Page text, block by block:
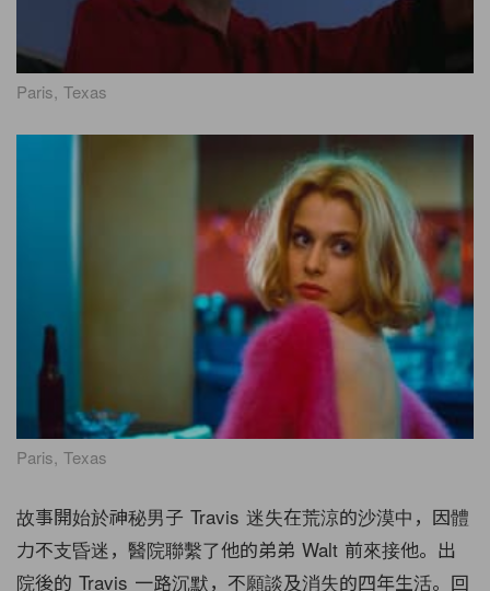
Paris, Texas
Paris, Texas
故事開始於神秘男子 Travis 迷失在荒涼的沙漠中，因體
力不支昏迷，醫院聯繫了他的弟弟 Walt 前來接他。出
院後的 Travis 一路沉默，不願談及消失的四年生活。回